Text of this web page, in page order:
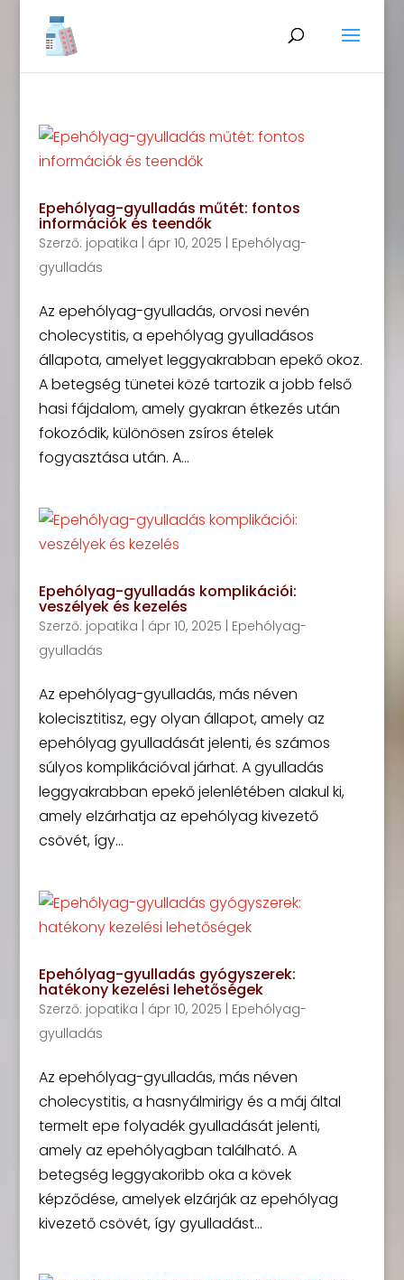
Epehólyag-gyulladás műtét: fontos
információk és teendők
Szerző: jopatika ápr 10, 2025
Epehólyag-
gyulladás
Az epehólyag-gyulladás, orvosi nevén
cholecystitis, a epehólyag gyulladásos
állapota, amelyet leggyakrabban epekő okoz.
A betegség tünetei közé tartozik a jobb felső
hasi fájdalom, amely gyakran étkezés után
fokozódik, különösen zsíros ételek
fogyasztása után. A...
Epehólyag-gyulladás komplikációi:
veszélyek és kezelés
Szerző: jopatika ápr 10, 2025
Epehólyag-
gyulladás
Az epehólyag-gyulladás, más néven
kolecisztitisz, egy olyan állapot, amely az
epehólyag gyulladását jelenti, és számos
súlyos komplikációval járhat. A gyulladás
leggyakrabban epekő jelenlétében alakul ki,
amely elzárhatja az epehólyag kivezető
csövét, így...
Epehólyag-gyulladás gyógyszerek:
hatékony kezelési lehetőségek
Szerző: jopatika ápr 10, 2025
Epehólyag-
gyulladás
Az epehólyag-gyulladás, más néven
cholecystitis, a hasnyálmirigy és a máj által
termelt epe folyadék gyulladását jelenti,
amely az epehólyagban található. A
betegség leggyakoribb oka a kövek
képződése, amelyek elzárják az epehólyag
kivezető csövét, így gyulladást...